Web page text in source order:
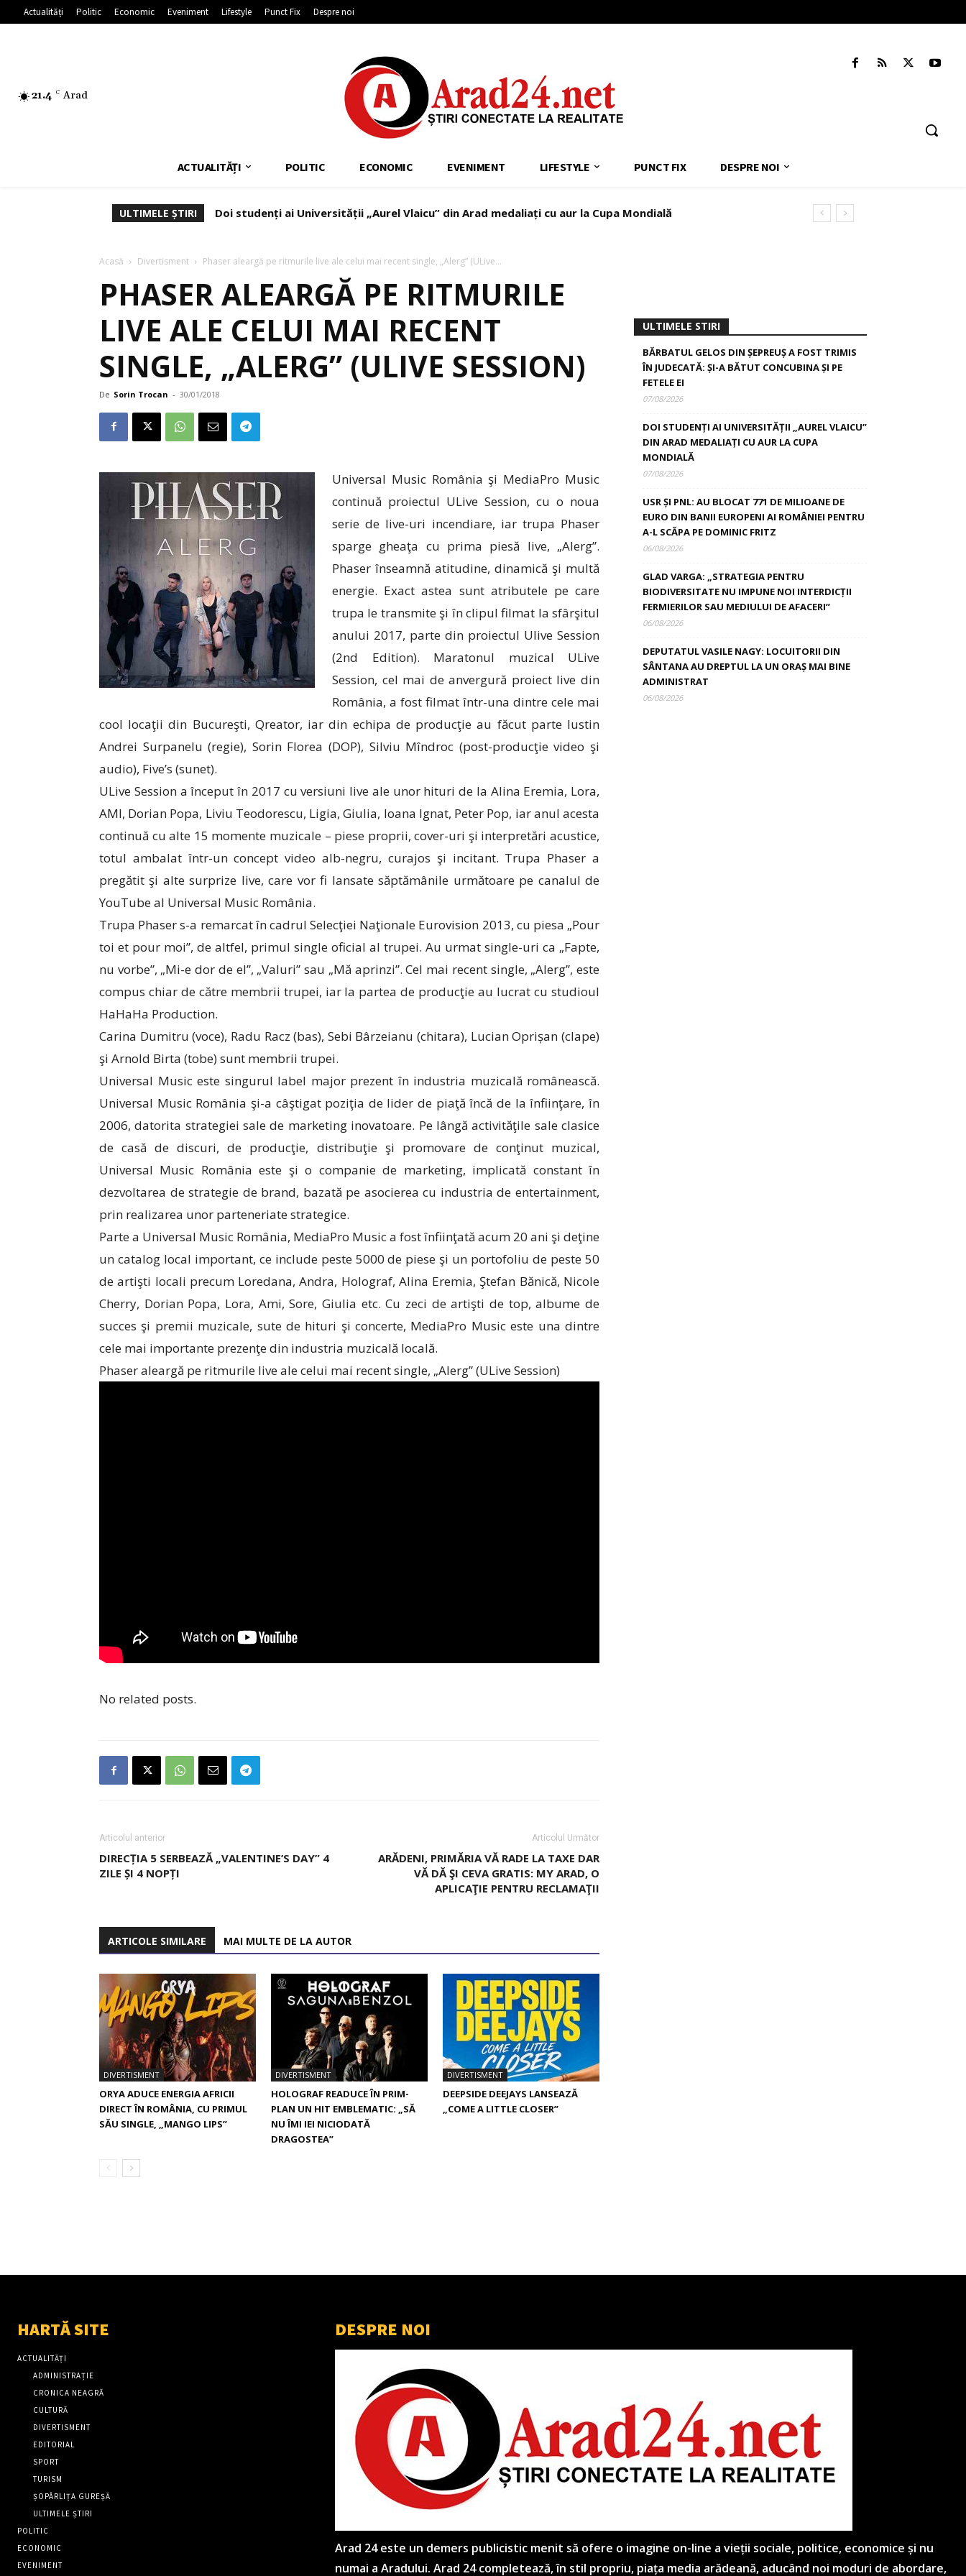
Actualități Politic Economic Eveniment Lifestyle Punct Fix Despre noi
21.4 C Arad
ACTUALITĂȚI POLITIC ECONOMIC EVENIMENT LIFESTYLE PUNCT FIX DESPRE NOI
ULTIMELE ȘTIRI Doi studenți ai Universității „Aurel Vlaicu” din Arad medaliați cu aur la Cupa Mondială
Acasă Divertisment Phaser aleargă pe ritmurile live ale celui mai recent single, „Alerg” (ULive...
PHASER ALEARGĂ PE RITMURILE
LIVE ALE CELUI MAI RECENT
SINGLE, „ALERG” (ULIVE SESSION)
De Sorin Trocan - 30/01/2018
Universal Music România şi MediaPro Music
continuă proiectul ULive Session, cu o noua
serie de live-uri incendiare, iar trupa Phaser
sparge gheaţa cu prima piesă live, „Alerg”.
Phaser înseamnă atitudine, dinamică şi multă
energie. Exact astea sunt atributele pe care
trupa le transmite şi în clipul filmat la sfârşitul
anului 2017, parte din proiectul Ulive Session
(2nd Edition). Maratonul muzical ULive
Session, cel mai de anvergură proiect live din
România, a fost filmat într-una dintre cele mai
cool locaţii din Bucureşti, Qreator, iar din echipa de producţie au făcut parte Iustin
Andrei Surpanelu (regie), Sorin Florea (DOP), Silviu Mîndroc (post-producţie video şi
audio), Five’s (sunet).
ULive Session a început în 2017 cu versiuni live ale unor hituri de la Alina Eremia, Lora,
AMI, Dorian Popa, Liviu Teodorescu, Ligia, Giulia, Ioana Ignat, Peter Pop, iar anul acesta
continuă cu alte 15 momente muzicale – piese proprii, cover-uri şi interpretări acustice,
totul ambalat într-un concept video alb-negru, curajos şi incitant. Trupa Phaser a
pregătit şi alte surprize live, care vor fi lansate săptămânile următoare pe canalul de
YouTube al Universal Music România.
Trupa Phaser s-a remarcat în cadrul Selecţiei Naţionale Eurovision 2013, cu piesa „Pour
toi et pour moi”, de altfel, primul single oficial al trupei. Au urmat single-uri ca „Fapte,
nu vorbe”, „Mi-e dor de el”, „Valuri” sau „Mă aprinzi”. Cel mai recent single, „Alerg”, este
compus chiar de către membrii trupei, iar la partea de producţie au lucrat cu studioul
HaHaHa Production.
Carina Dumitru (voce), Radu Racz (bas), Sebi Bârzeianu (chitara), Lucian Oprișan (clape)
şi Arnold Birta (tobe) sunt membrii trupei.
Universal Music este singurul label major prezent în industria muzicală românească.
Universal Music România şi-a câştigat poziţia de lider de piaţă încă de la înfiinţare, în
2006, datorita strategiei sale de marketing inovatoare. Pe lângă activităţile sale clasice
de casă de discuri, de producţie, distribuţie şi promovare de conţinut muzical,
Universal Music România este şi o companie de marketing, implicată constant în
dezvoltarea de strategie de brand, bazată pe asocierea cu industria de entertainment,
prin realizarea unor parteneriate strategice.
Parte a Universal Music România, MediaPro Music a fost înfiinţată acum 20 ani şi deţine
un catalog local important, ce include peste 5000 de piese şi un portofoliu de peste 50
de artişti locali precum Loredana, Andra, Holograf, Alina Eremia, Ştefan Bănică, Nicole
Cherry, Dorian Popa, Lora, Ami, Sore, Giulia etc. Cu zeci de artişti de top, albume de
succes şi premii muzicale, sute de hituri şi concerte, MediaPro Music este una dintre
cele mai importante prezenţe din industria muzicală locală.
Phaser aleargă pe ritmurile live ale celui mai recent single, „Alerg” (ULive Session)
No related posts.
Articolul anterior
DIRECȚIA 5 SERBEAZĂ „VALENTINE’S DAY” 4
ZILE ȘI 4 NOPȚI
Articolul Următor
ARĂDENI, PRIMĂRIA VĂ RADE LA TAXE DAR
VĂ DĂ ŞI CEVA GRATIS: MY ARAD, O
APLICAŢIE PENTRU RECLAMAŢII
ARTICOLE SIMILARE MAI MULTE DE LA AUTOR
DIVERTISMENT
ORYA ADUCE ENERGIA AFRICII
DIRECT ÎN ROMÂNIA, CU PRIMUL
SĂU SINGLE, „MANGO LIPS”
DIVERTISMENT
HOLOGRAF READUCE ÎN PRIM-
PLAN UN HIT EMBLEMATIC: „SĂ
NU ÎMI IEI NICIODATĂ
DRAGOSTEA”
DIVERTISMENT
DEEPSIDE DEEJAYS LANSEAZĂ
„COME A LITTLE CLOSER”
ULTIMELE STIRI
BĂRBATUL GELOS DIN ȘEPREUȘ A FOST TRIMIS
ÎN JUDECATĂ: ȘI-A BĂTUT CONCUBINA ȘI PE
FETELE EI
07/08/2026
DOI STUDENȚI AI UNIVERSITĂȚII „AUREL VLAICU”
DIN ARAD MEDALIAȚI CU AUR LA CUPA
MONDIALĂ
07/08/2026
USR ȘI PNL: AU BLOCAT 771 DE MILIOANE DE
EURO DIN BANII EUROPENI AI ROMÂNIEI PENTRU
A-L SCĂPA PE DOMINIC FRITZ
06/08/2026
GLAD VARGA: „STRATEGIA PENTRU
BIODIVERSITATE NU IMPUNE NOI INTERDICȚII
FERMIERILOR SAU MEDIULUI DE AFACERI”
06/08/2026
DEPUTATUL VASILE NAGY: LOCUITORII DIN
SÂNTANA AU DREPTUL LA UN ORAȘ MAI BINE
ADMINISTRAT
06/08/2026
HARTĂ SITE
ACTUALITĂȚI
ADMINISTRAȚIE
CRONICA NEAGRĂ
CULTURĂ
DIVERTISMENT
EDITORIAL
SPORT
TURISM
ȘOPÂRLIȚA GUREȘĂ
ULTIMELE ȘTIRI
POLITIC
ECONOMIC
EVENIMENT
DESPRE NOI
Arad 24 este un demers publicistic menit să ofere o imagine on-line a vieții sociale, politice, economice și nu
numai a Aradului. Arad 24 completează, în stil propriu, piața media arădeană, aducând noi moduri de abordare,